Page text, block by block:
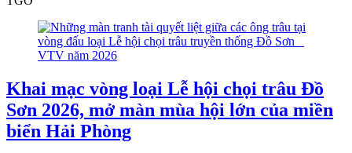
Khai mạc vòng loại Lễ hội chọi trâu Đồ
Sơn 2026, mở màn mùa hội lớn của miền
biển Hải Phòng